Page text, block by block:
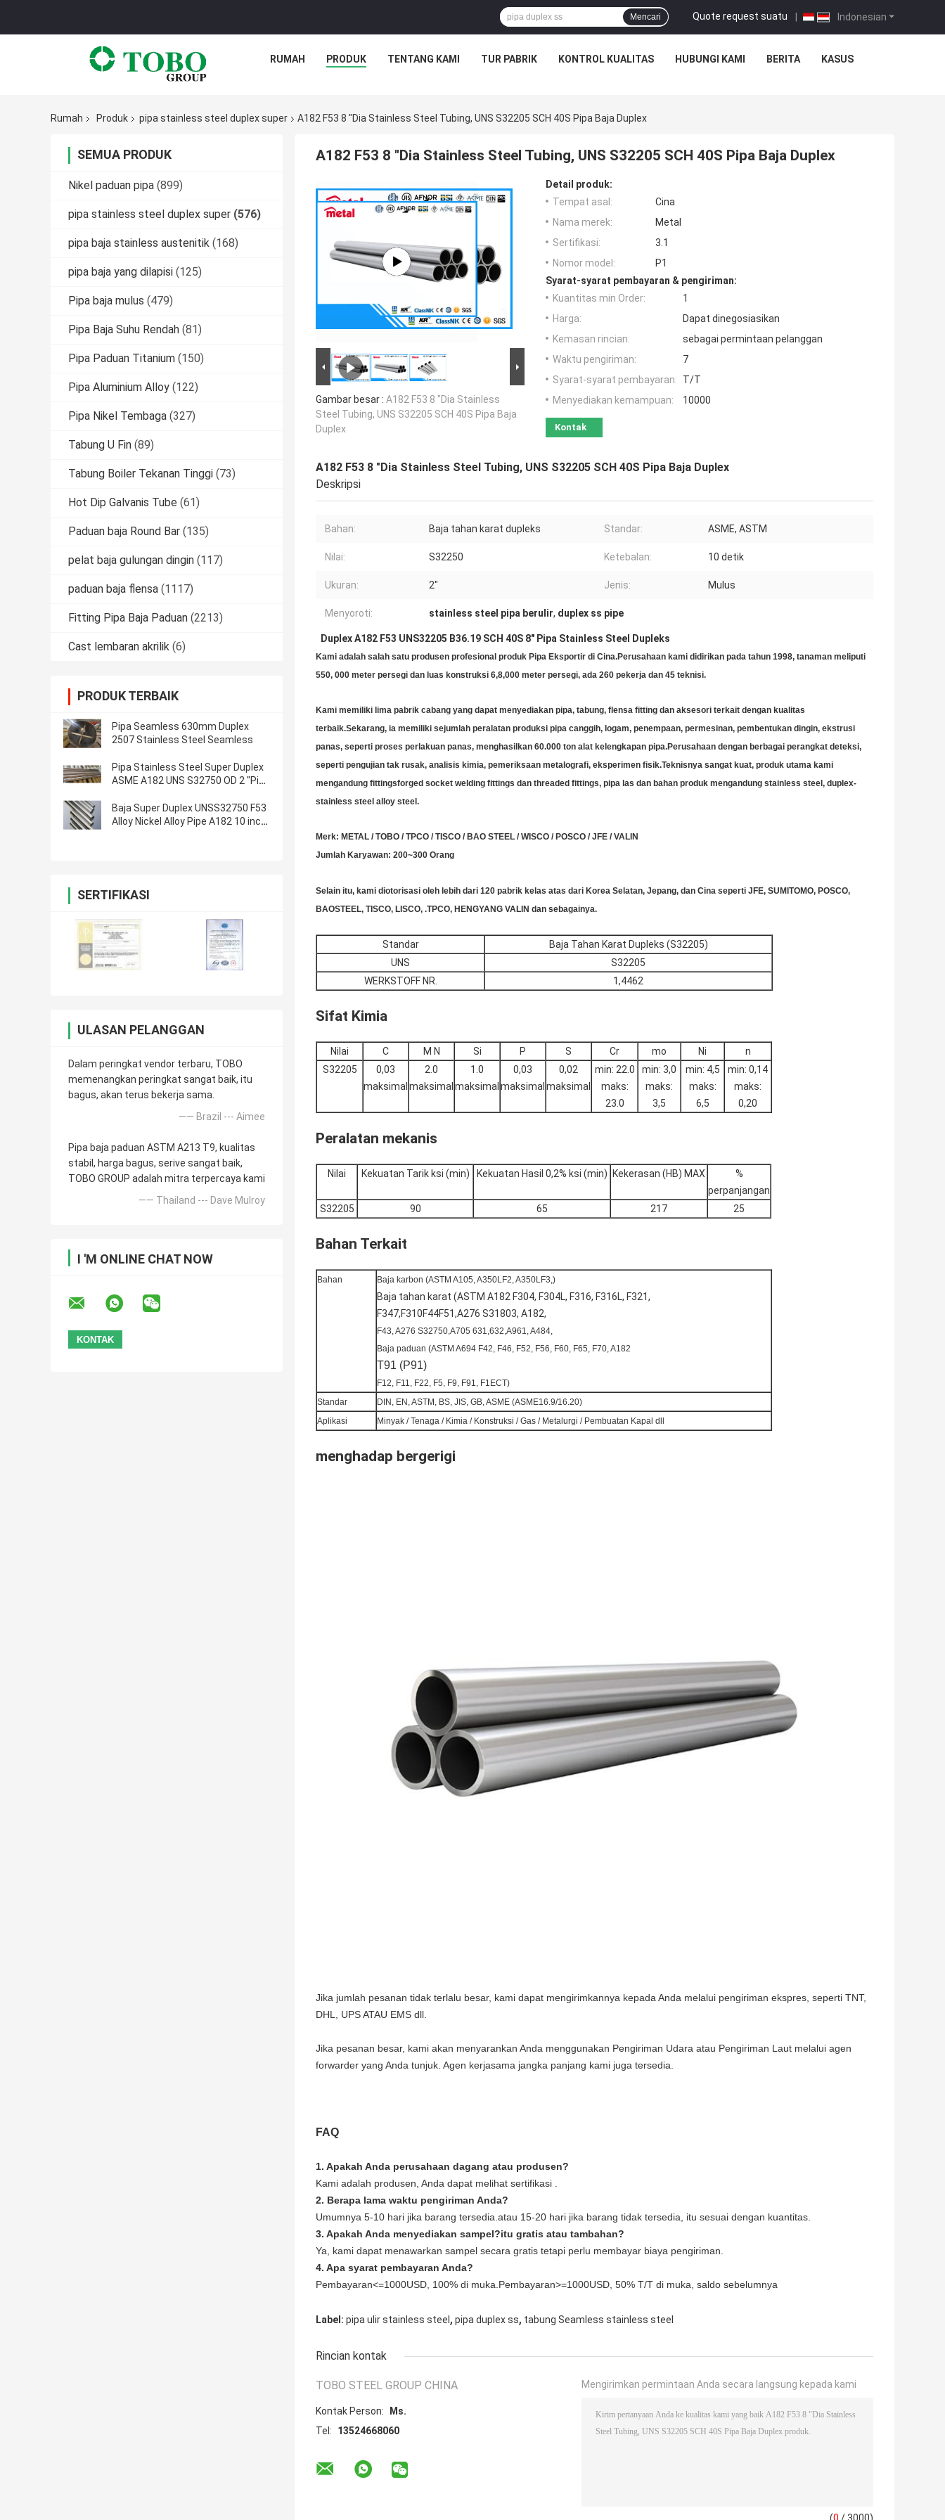
Indonesian
Quote request suatu |
Mencari
RUMAH PRODUK TENTANG KAMI TUR PABRIK KONTROL KUALITAS HUBUNGI KAMI BERITA KASUS
Rumah Produk pipa stainless steel duplex super A182 F53 8 "Dia Stainless Steel Tubing, UNS S32205 SCH 40S Pipa Baja Duplex
SEMUA PRODUK
Nikel paduan pipa (899)
pipa stainless steel duplex super (576)
pipa baja stainless austenitik (168)
pipa baja yang dilapisi (125)
Pipa baja mulus (479)
Pipa Baja Suhu Rendah (81)
Pipa Paduan Titanium (150)
Pipa Aluminium Alloy (122)
Pipa Nikel Tembaga (327)
Tabung U Fin (89)
Tabung Boiler Tekanan Tinggi (73)
Hot Dip Galvanis Tube (61)
Paduan baja Round Bar (135)
pelat baja gulungan dingin (117)
paduan baja flensa (1117)
Fitting Pipa Baja Paduan (2213)
Cast lembaran akrilik (6)
PRODUK TERBAIK
Pipa Seamless 630mm Duplex
2507 Stainless Steel Seamless
Pipa Stainless Steel Super Duplex
ASME A182 UNS S32750 OD 2 "Pipa
Baja Super Duplex UNSS32750 F53
Alloy Nickel Alloy Pipe A182 10 inch
SERTIFIKASI
ULASAN PELANGGAN
Dalam peringkat vendor terbaru, TOBO
memenangkan peringkat sangat baik, itu
bagus, akan terus bekerja sama.
—— Brazil --- Aimee
Pipa baja paduan ASTM A213 T9, kualitas
stabil, harga bagus, serive sangat baik,
TOBO GROUP adalah mitra terpercaya kami
—— Thailand --- Dave Mulroy
I 'M ONLINE CHAT NOW
A182 F53 8 "Dia Stainless Steel Tubing, UNS S32205 SCH 40S Pipa Baja Duplex
Gambar besar : A182 F53 8 "Dia Stainless
Steel Tubing, UNS S32205 SCH 40S Pipa Baja
Duplex
Detail produk:
Tempat asal:
Cina
Nama merek:
Metal
Sertifikasi:
3.1
Nomor model:
P1
Syarat-syarat pembayaran & pengiriman:
Kuantitas min Order:
1
Harga:
Dapat dinegosiasikan
Kemasan rincian:
sebagai permintaan pelanggan
Waktu pengiriman:
7
Syarat-syarat pembayaran:
T/T
Menyediakan kemampuan:
10000
Kontak
A182 F53 8 "Dia Stainless Steel Tubing, UNS S32205 SCH 40S Pipa Baja Duplex
Deskripsi
Bahan: Baja tahan karat dupleks Standar: ASME, ASTM
Nilai: S32250 Ketebalan: 10 detik
Ukuran: 2" Jenis: Mulus
Menyoroti: stainless steel pipa berulir, duplex ss pipe
Duplex A182 F53 UNS32205 B36.19 SCH 40S 8" Pipa Stainless Steel Dupleks
Kami adalah salah satu produsen profesional produk Pipa Eksportir di Cina.Perusahaan kami didirikan pada tahun 1998, tanaman meliputi
550, 000 meter persegi dan luas konstruksi 6,8,000 meter persegi, ada 260 pekerja dan 45 teknisi.
Kami memiliki lima pabrik cabang yang dapat menyediakan pipa, tabung, flensa fitting dan aksesori terkait dengan kualitas
terbaik.Sekarang, ia memiliki sejumlah peralatan produksi pipa canggih, logam, penempaan, permesinan, pembentukan dingin, ekstrusi
panas, seperti proses perlakuan panas, menghasilkan 60.000 ton alat kelengkapan pipa.Perusahaan dengan berbagai perangkat deteksi,
seperti pengujian tak rusak, analisis kimia, pemeriksaan metalografi, eksperimen fisik.Teknisnya sangat kuat, produk utama kami
mengandung fittingsforged socket welding fittings dan threaded fittings, pipa las dan bahan produk mengandung stainless steel, duplex-
stainless steel alloy steel.
Merk: METAL / TOBO / TPCO / TISCO / BAO STEEL / WISCO / POSCO / JFE / VALIN
Jumlah Karyawan: 200~300 Orang
Selain itu, kami diotorisasi oleh lebih dari 120 pabrik kelas atas dari Korea Selatan, Jepang, dan Cina seperti JFE, SUMITOMO, POSCO,
BAOSTEEL, TISCO, LISCO, .TPCO, HENGYANG VALIN dan sebagainya.
Standar
Baja Tahan Karat Dupleks (S32205)
UNS
S32205
WERKSTOFF NR.
1,4462
Sifat Kimia
Nilai C M N Si P S Cr mo Ni
n
S32205
0,03
maksimal
2.0
maksimal
1.0
maksimal
0,03
maksimal
0,02
maksimal
min: 22.0
maks:
23.0
min: 3,0
maks:
3,5
min: 4,5
maks:
6,5
min: 0,14
maks:
0,20
Peralatan mekanis
Nilai Kekuatan Tarik ksi (min) Kekuatan Hasil 0,2% ksi (min) Kekerasan (HB) MAX
%
perpanjangan
S32205
90 65 217 25
Bahan Terkait
Bahan Baja karbon (ASTM A105, A350LF2, A350LF3,)
Baja tahan karat (ASTM A182 F304, F304L, F316, F316L, F321,
F347,F310F44F51,A276 S31803, A182,
F43, A276 S32750,A705 631,632,A961, A484,
Baja paduan (ASTM A694 F42, F46, F52, F56, F60, F65, F70, A182
T91 (P91)
F12, F11, F22, F5, F9, F91, F1ECT)
Standar
DIN, EN, ASTM, BS, JIS, GB, ASME (ASME16.9/16.20)
Aplikasi
Minyak / Tenaga / Kimia / Konstruksi / Gas / Metalurgi / Pembuatan Kapal dll
menghadap bergerigi
Jika jumlah pesanan tidak terlalu besar, kami dapat mengirimkannya kepada Anda melalui pengiriman ekspres, seperti TNT,
DHL, UPS ATAU EMS dll.
Jika pesanan besar, kami akan menyarankan Anda menggunakan Pengiriman Udara atau Pengiriman Laut melalui agen
forwarder yang Anda tunjuk. Agen kerjasama jangka panjang kami juga tersedia.
FAQ
1. Apakah Anda perusahaan dagang atau produsen?
Kami adalah produsen, Anda dapat melihat sertifikasi .
2. Berapa lama waktu pengiriman Anda?
Umumnya 5-10 hari jika barang tersedia.atau 15-20 hari jika barang tidak tersedia, itu sesuai dengan kuantitas.
3. Apakah Anda menyediakan sampel?itu gratis atau tambahan?
Ya, kami dapat menawarkan sampel secara gratis tetapi perlu membayar biaya pengiriman.
4. Apa syarat pembayaran Anda?
Pembayaran<=1000USD, 100% di muka.Pembayaran>=1000USD, 50% T/T di muka, saldo sebelumnya
Label: pipa ulir stainless steel , pipa duplex ss, tabung Seamless stainless steel
Rincian kontak
TOBO STEEL GROUP CHINA
Kontak Person:
Ms.
Tel:
13524668060
Mengirimkan permintaan Anda secara langsung kepada kami